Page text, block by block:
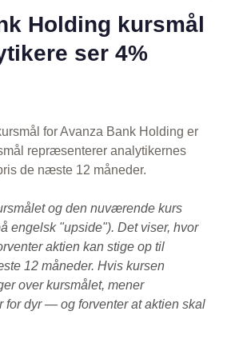
Holding kursmål
ser 4%
for Avanza Bank Holding er
repræsenterer analytikernes
de næste 12 måneder.
og den nuværende kurs
engelsk "upside"). Det viser, hvor
aktien kan stige op til
12 måneder. Hvis kursen
over kursmålet, mener
for dyr — og forventer at aktien skal